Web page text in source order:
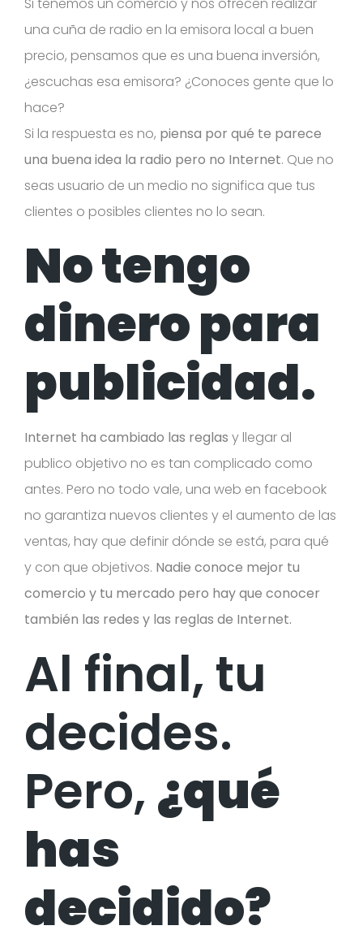
una cuña de radio en la emisora local a buen
precio, pensamos que es una buena inversión,
¿escuchas esa emisora? ¿Conoces gente que lo
hace?
Si la respuesta es no, piensa por qué te parece
una buena idea la radio pero no Internet. Que no
seas usuario de un medio no significa que tus
clientes o posibles clientes no lo sean.
No tengo
dinero para
publicidad.
Internet ha cambiado las reglas y llegar al
publico objetivo no es tan complicado como
antes. Pero no todo vale, una web en facebook
no garantiza nuevos clientes y el aumento de las
ventas, hay que definir dónde se está, para qué
y con que objetivos. Nadie conoce mejor tu
comercio y tu mercado pero hay que conocer
también las redes y las reglas de Internet.
Al final, tu
decides.
Pero,¿qué
has
decidido?